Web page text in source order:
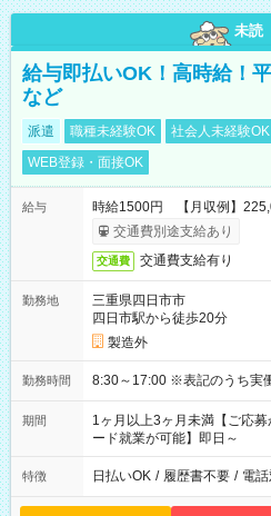
未読
給与即払いOK！高時給！
など
派遣 職種未経験OK 社会人未経験OK
WEB登録・面接OK
給与
時給1500円 【月収例】
交通費別途支給あり
交通費 交通費支給有り
勤務地
三重県四日市市
四日市駅から徒歩20分
製造外
勤務時間 8:30～17:00 ※表記の
期間
1ヶ月以上3ヶ月未満【ご応
ード就業が可能】即日～
特徴 日払いOK / 履歴書不要 / 電